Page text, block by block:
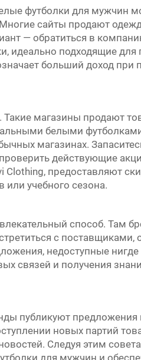
футболки для мужчин
сайты продают
— обратиться в
идеально подходящие для
больший доход при
Такие магазины продают
белыми
магазинах.
действующие
предоставляют
учебного сезона.
способ. Там
с поставщиками,
недоступные
связей и получения
публикуют предложения
новых партий
Следуя этим